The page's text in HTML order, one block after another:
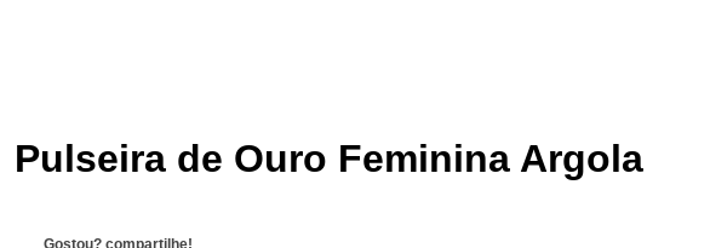
Pulseira de Ouro Feminina Argola
Gostou? compartilhe!